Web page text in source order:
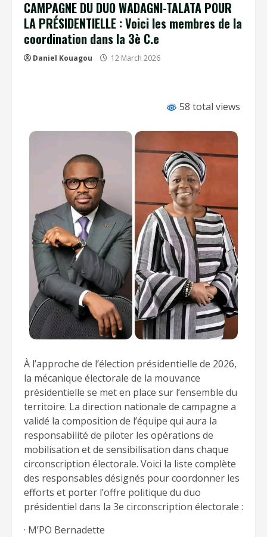
CAMPAGNE DU DUO WADAGNI-TALATA POUR
LA PRÉSIDENTIELLE : Voici les membres de la
coordination dans la 3è C.e
Daniel Kouagou 12 March 2026
58 total views
À l’approche de l’élection présidentielle de 2026,
la mécanique électorale de la mouvance
présidentielle se met en place sur l’ensemble du
territoire. La direction nationale de campagne a
validé la composition de l’équipe qui aura la
responsabilité de piloter les opérations de
mobilisation et de sensibilisation dans chaque
circonscription électorale. Voici la liste complète
des responsables désignés pour coordonner les
efforts et porter l’offre politique du duo
présidentiel dans la 3e circonscription électorale :
· M’PO Bernadette